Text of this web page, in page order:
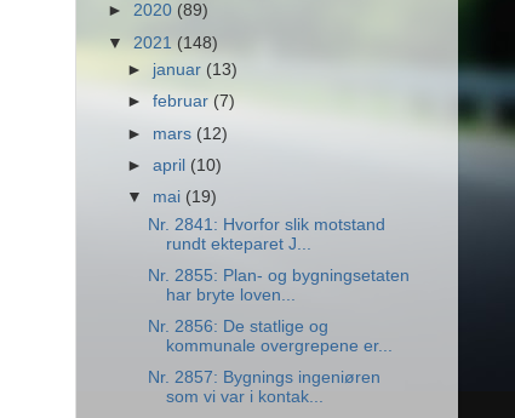
► 2020 (89)
▼ 2021 (148)
► januar (13)
►februar (7)
► mars(12)
►april (10)
▼ mai (19)
Nr. 2841: Hvorfor slik motstand
rundt ekteparet J...
Nr. 2855: Plan- og bygningsetaten
har bryte loven...
Nr. 2856: De statlige og
kommunale overgrepene er...
Nr. 2857: Bygnings ingeniøren
som vi var i kontak...